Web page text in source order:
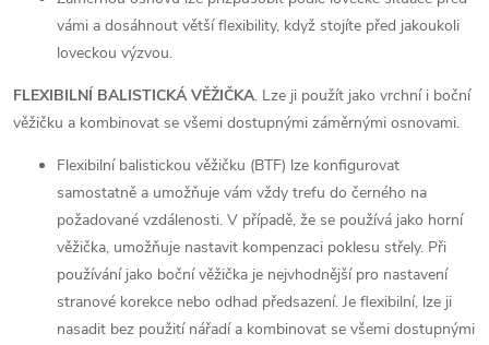
vámi a dosáhnout větší flexibility, když stojíte před jakoukoli
loveckou výzvou.
FLEXIBILNÍ BALISTICKÁ VĚŽIČKA. Lze ji použít jako vrchní i boční
věžičku a kombinovat se všemi dostupnými záměrnými osnovami.
Flexibilní balistickou věžičku (BTF) lze konfigurovat
samostatně a umožňuje vám vždy trefu do černého na
požadované vzdálenosti. V případě, že se používá jako horní
věžička, umožňuje nastavit kompenzaci poklesu střely. Při
používání jako boční věžička je nejvhodnější pro nastavení
stranové korekce nebo odhad předsazení. Je flexibilní, lze ji
nasadit bez použití nářadí a kombinovat se všemi dostupnými